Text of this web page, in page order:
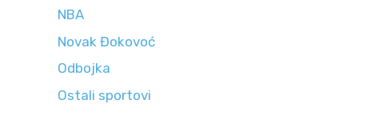
NBA
Novak Đokovoć
Odbojka
Ostali sportovi